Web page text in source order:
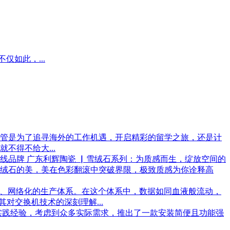
仅如此，...
是为了追寻海外的工作机遇，开启精彩的留学之旅，还是计
不得不给大...
品牌 广东利辉陶瓷 ▏雪绒石系列：为质感而生，绽放空间的
石的美，美在色彩翻滚中突破界限，极致质感为你诠释高
络化的生产体系。在这个体系中，数据如同血液般流动，
对交换机技术的深刻理解...
经验，考虑到众多实际需求，推出了一款安装简便且功能强